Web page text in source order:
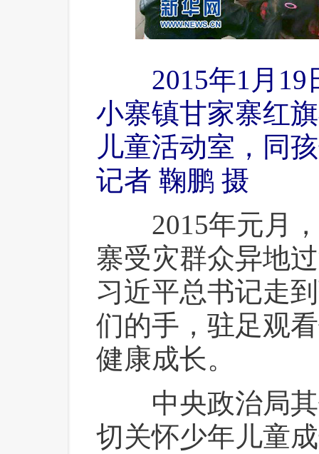
2015年1月19
小寨镇甘家寨红
儿童活动室，同
记者 鞠鹏 摄
2015年元月，
寨受灾群众异地
习近平总书记走
们的手，驻足观
健康成长。
中央政治局其
切关怀少年儿童